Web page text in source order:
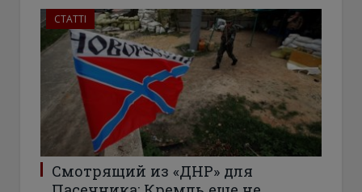
СТАТТІ
Смотрящий из «ДНР» для